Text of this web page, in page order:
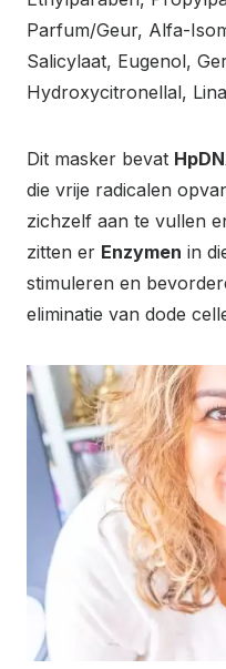
Parfum/Geur, Alfa-
Salicylaat, Eugenol,
Hydroxycitronellal,
Dit masker bevat
die vrije radicalen
zichzelf aan te vullen
zitten er Enzymen in
stimuleren en
eliminatie van dode